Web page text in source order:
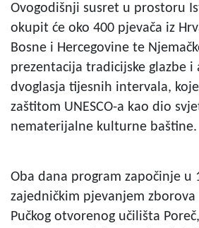
Ovogodišnji susret u prostoru
okupit će oko 400 pjevača iz
Bosne i Hercegovine te
prezentacija tradicijske glazbe
dvoglasja tijesnih intervala,
zaštitom UNESCO-a kao dio
nematerijalne kulturne baštine.
Oba dana program započinje u
zajedničkim pjevanjem zborova
Pučkog otvorenog učilišta